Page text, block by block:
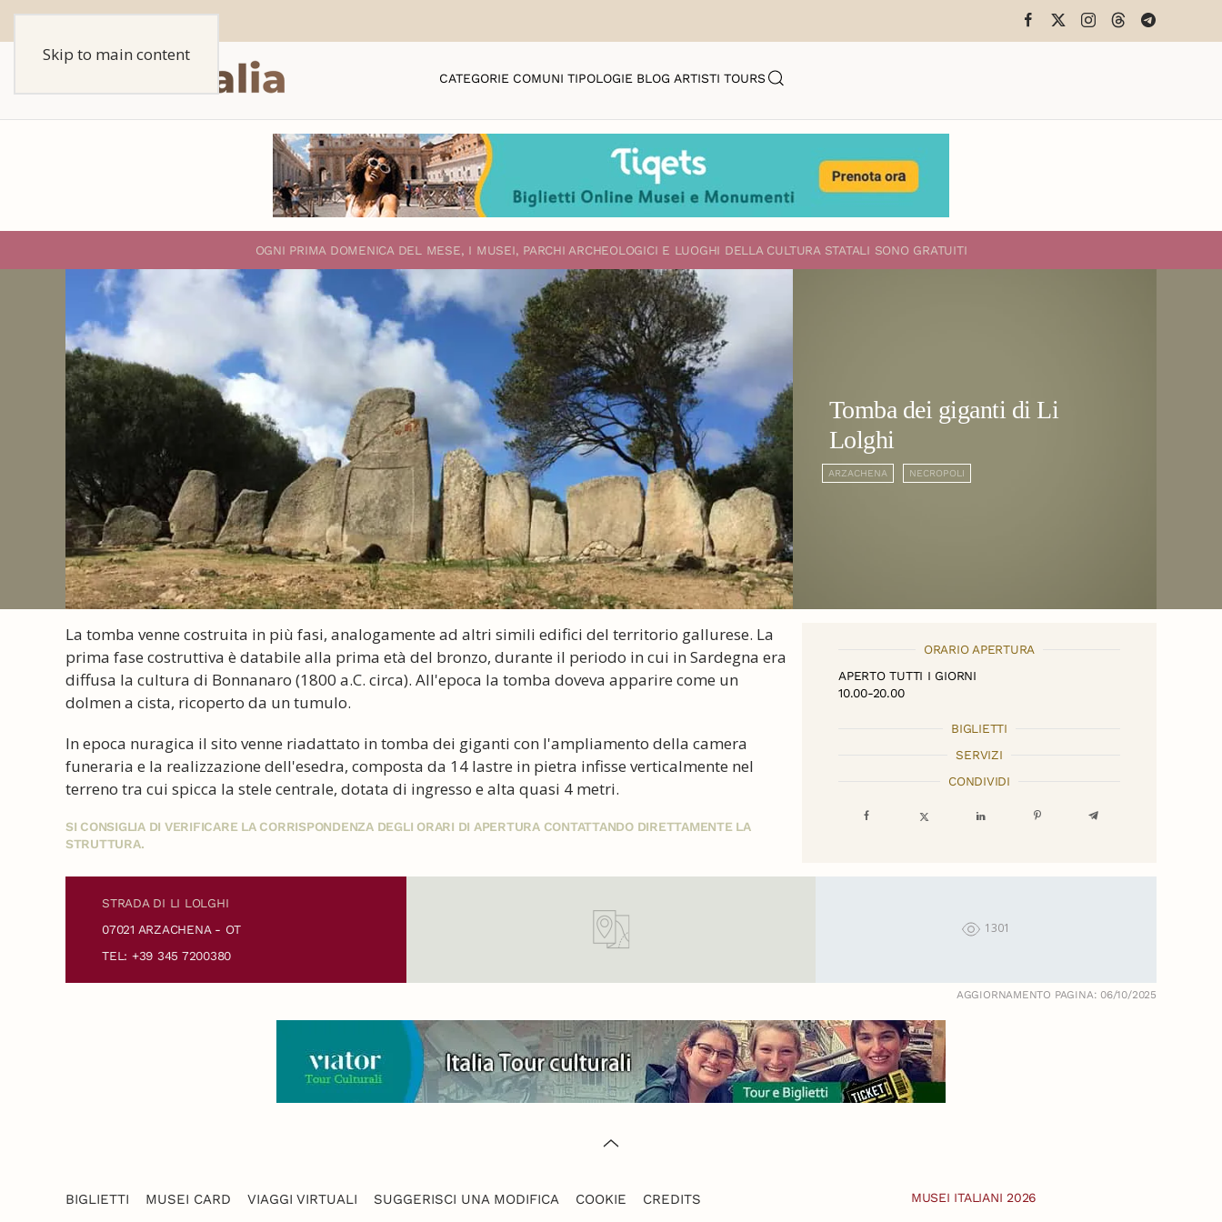
Skip to main content
CATEGORIE COMUNI TIPOLOGIE BLOG ARTISTI TOURS
OGNI PRIMA DOMENICA DEL MESE, I MUSEI, PARCHI ARCHEOLOGICI E LUOGHI DELLA CULTURA STATALI SONO GRATUITI
Tomba dei giganti di Li
Lolghi
ARZACHENA NECROPOLI
La tomba venne costruita in più fasi, analogamente ad altri simili edifici del territorio gallurese. La
prima fase costruttiva è databile alla prima età del bronzo, durante il periodo in cui in Sardegna era
diffusa la cultura di Bonnanaro (1800 a.C. circa). All'epoca la tomba doveva apparire come un
dolmen a cista, ricoperto da un tumulo.
In epoca nuragica il sito venne riadattato in tomba dei giganti con l'ampliamento della camera
funeraria e la realizzazione dell'esedra, composta da 14 lastre in pietra infisse verticalmente nel
terreno tra cui spicca la stele centrale, dotata di ingresso e alta quasi 4 metri.
SI CONSIGLIA DI VERIFICARE LA CORRISPONDENZA DEGLI ORARI DI APERTURA CONTATTANDO DIRETTAMENTE LA
STRUTTURA.
ORARIO APERTURA
APERTO TUTTI I GIORNI
10.00-20.00
BIGLIETTI
SERVIZI
CONDIVIDI
STRADA DI LI LOLGHI
07021 ARZACHENA - OT
TEL: +39 345 7200380
1301
AGGIORNAMENTO PAGINA: 06/10/2025
BIGLIETTI MUSEI CARD VIAGGI VIRTUALI SUGGERISCI UNA MODIFICA COOKIE CREDITS MUSEI ITALIANI 2026